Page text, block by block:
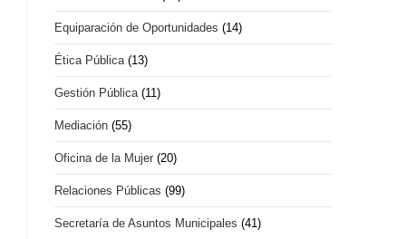
Equiparación de Oportunidades (14)
Ética Pública (13)
Gestión Pública (11)
Mediación (55)
Oficina de la Mujer (20)
Relaciones Públicas (99)
Secretaría de Asuntos Municipales (41)